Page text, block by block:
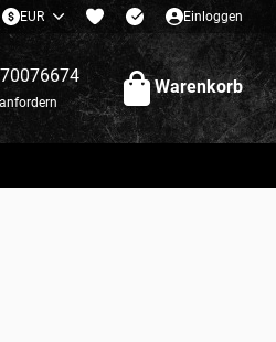
EUR Einloggen
Warenkorb